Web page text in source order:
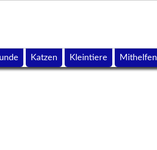
Katzen Kleintiere Mithelfen